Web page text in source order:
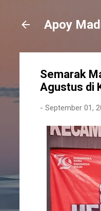
Apoy
Semarak
Agustus di
- September 01,